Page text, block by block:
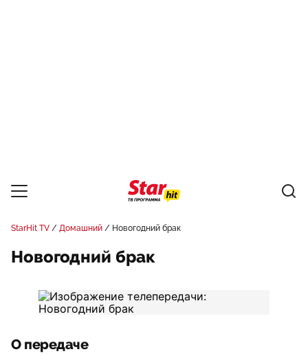
StarHit TV Домашний Новогодний брак
Новогодний брак
О передаче